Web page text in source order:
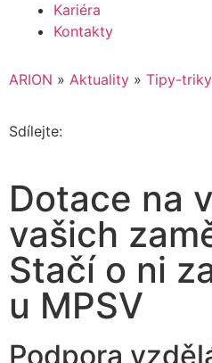
Kariéra
Kontakty
ARION » Aktuality » Tipy-triky
Sdílejte:
Dotace na
vašich
Stačí o ni
u MPSV
Podpora